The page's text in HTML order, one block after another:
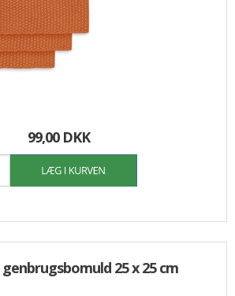
99,00 DKK
25 x 25 cm